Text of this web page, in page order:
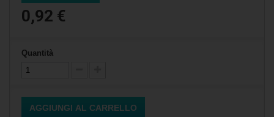
0,92 €
Quantità
AGGIUNGI AL CARRELLO